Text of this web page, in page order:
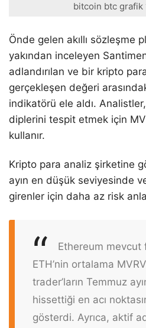
bitcoin btc grafik
Önde gelen akıllı sözleşme
yakından inceleyen
adlandırılan ve bir kripto
gerçekleşen değeri
indikatörü ele aldı.
diplerini tespit etmek için
kullanır.
Kripto para analiz şirketine
ayın en düşük seviyesinde
girenler için daha az risk
Ethereum mevcut
ETH’nin ortalama
trader’ların Temmuz
hissettiği en acı
gösterdi. Ayrıca, aktif